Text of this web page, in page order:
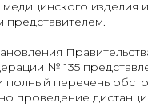
изделия
№ 135
полный перечень
проведение